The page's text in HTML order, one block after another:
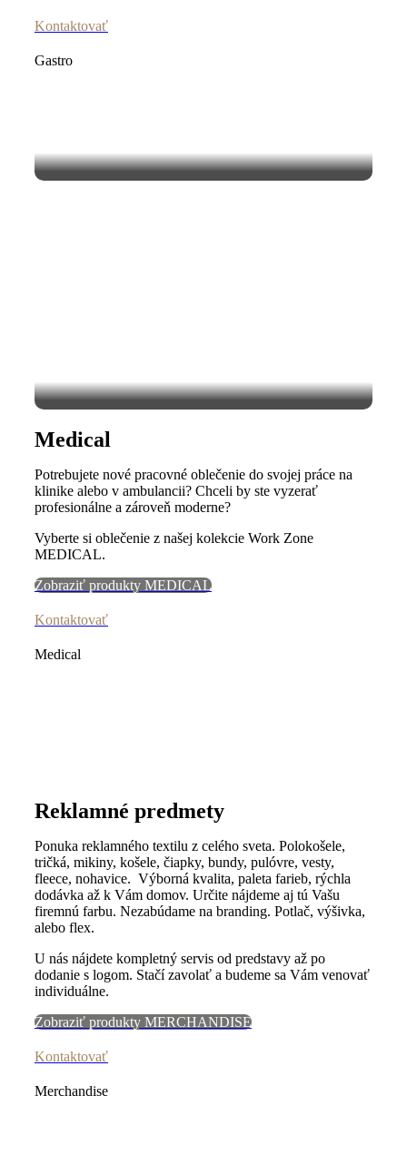
Kontaktovať
Gastro
Medical
Potrebujete nové pracovné oblečenie do svojej práce na
klinike alebo v ambulancii? Chceli by ste vyzerať
profesionálne a zároveň moderne?
Vyberte si oblečenie z našej kolekcie Work Zone
MEDICAL.
Zobraziť produkty MEDICAL
Kontaktovať
Medical
Reklamné predmety
Ponuka reklamného textilu z celého sveta. Polokošele,
tričká, mikiny, košele, čiapky, bundy, pulóvre, vesty,
fleece, nohavice. Výborná kvalita, paleta farieb, rýchla
dodávka až k Vám domov. Určite nájdeme aj tú Vašu
firemnú farbu. Nezabúdame na branding. Potlač, výšivka,
alebo flex.
U nás nájdete kompletný servis od predstavy až po
dodanie s logom. Stačí zavolať a budeme sa Vám venovať
individuálne.
Zobraziť produkty MERCHANDISE
Kontaktovať
Merchandise